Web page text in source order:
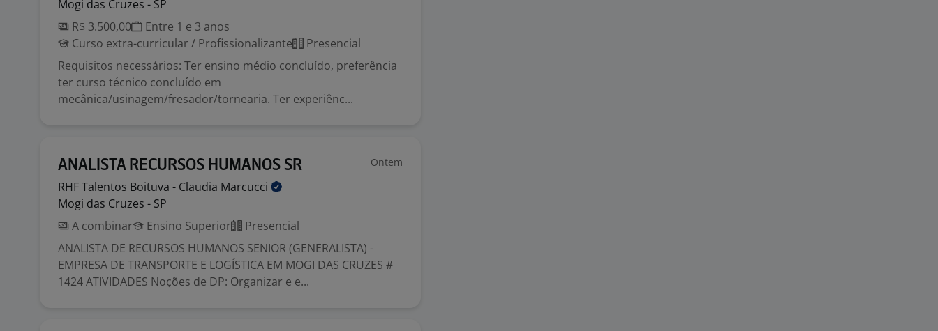
Mogi das Cruzes - SP
R$ 3.500,00
Entre 1 e 3 anos
Curso extra-curricular / Profissionalizante
Presencial
Requisitos necessários: Ter ensino médio concluído, preferência
ter curso técnico concluído em
mecânica/usinagem/fresador/tornearia. Ter experiênc...
ANALISTA RECURSOS HUMANOS SR Ontem
RHF Talentos Boituva - Claudia Marcucci
Mogi das Cruzes - SP
A combinar
Ensino Superior
Presencial
ANALISTA DE RECURSOS HUMANOS SENIOR (GENERALISTA) -
EMPRESA DE TRANSPORTE E LOGÍSTICA EM MOGI DAS CRUZES #
1424 ATIVIDADES Noções de DP: Organizar e e...